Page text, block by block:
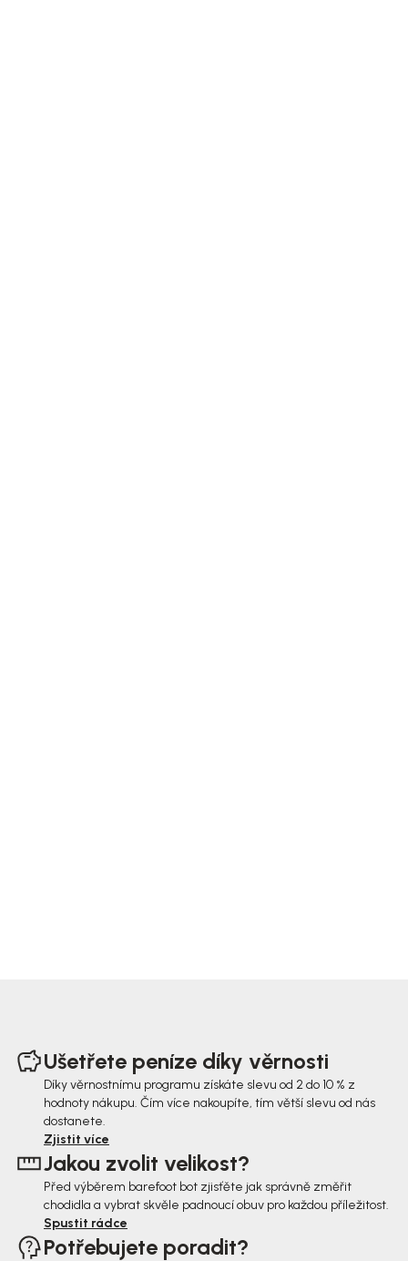
Ušetřete peníze díky věrnosti
Díky věrnostnímu programu získáte slevu od 2 do 10 % z
hodnoty nákupu. Čím více nakoupíte, tím větší slevu od nás
dostanete.
Zjistit více
Jakou zvolit velikost?
Před výběrem barefoot bot zjisťěte jak správně změřit
chodidla a vybrat skvěle padnoucí obuv pro každou příležitost.
Spustit rádce
Potřebujete poradit?